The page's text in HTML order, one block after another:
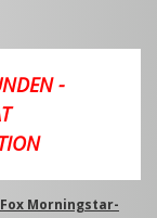
-
Morningstar-